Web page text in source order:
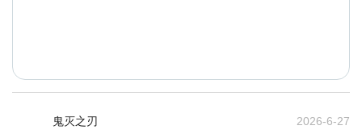
鬼灭之刃 2026-6-27